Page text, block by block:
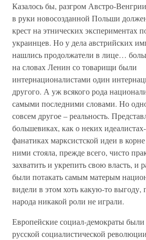
Казалось бы, разгром Австро-
в руки новосозданной Польши
крест на этнических экспериментах
украинцев. Но у дела австрийских
нашлись продолжатели в лице…
на словах Ленин со товарищи были
интернационалистами один
другого. А уж всякого рода
самыми последними словами. Но
совсем другое – реальность.
большевиках, как о неких
фанатиках марксистской идеи в
ними стояла, прежде всего, чисто
захватить и укрепить свою власть, и
были потакать самым матерым
видели в этом хоть какую-то выгоду,
народа никакой роли не играли.
Европейские социал-демократы
русской социалистической